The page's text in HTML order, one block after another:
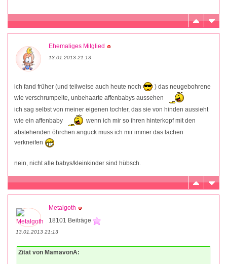
Ehemaliges Mitglied
13.01.2013 21:13
ich fand früher (und teilweise auch heute noch
) das neugebohrene
wie verschrumpelte, unbehaarte affenbabys aussehen
ich sag selbst von meiner eigenen tochter, das sie von hinden aussieht
wie ein affenbaby
wenn ich mir so ihren hinterkopf mit den
abstehenden öhrchen anguck muss ich mir immer das lachen
verkneifen
nein, nicht alle babys/kleinkinder sind hübsch.
Metalgoth
18101 Beiträge
13.01.2013 21:13
Zitat von MamavonA: